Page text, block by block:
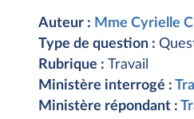
Auteur : Mme Cyrielle
Type de question :
Rubrique : Travail
Ministère interrogé :
Ministère répondant :